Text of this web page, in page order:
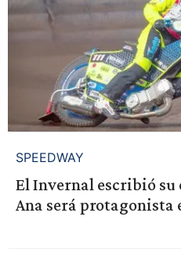
SPEEDWAY
El Invernal escribió su
Ana será protagonista